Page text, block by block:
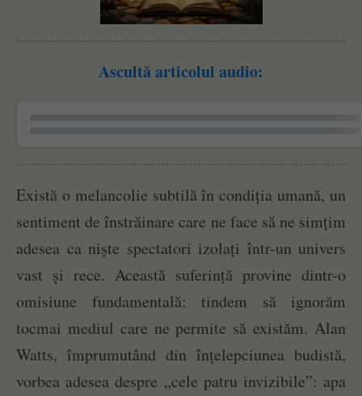
Ascultă articolul audio:
Există o melancolie subtilă în condiția umană, un
sentiment de înstrăinare care ne face să ne simțim
adesea ca niște spectatori izolați într-un univers
vast și rece. Această suferință provine dintr-o
omisiune fundamentală: tindem să ignorăm
tocmai mediul care ne permite să existăm. Alan
Watts, împrumutând din înțelepciunea budistă,
vorbea adesea despre „cele patru invizibile”: apa